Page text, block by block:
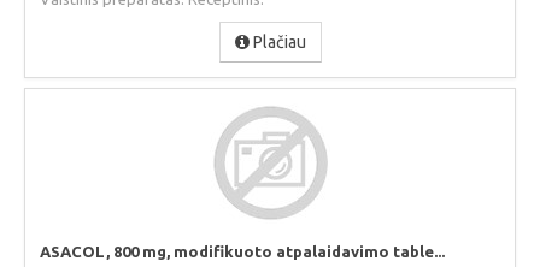
Plačiau
ASACOL, 800 mg, modifikuoto atpalaidavimo table...